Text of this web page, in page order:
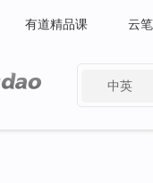
有道精品课 云
中英